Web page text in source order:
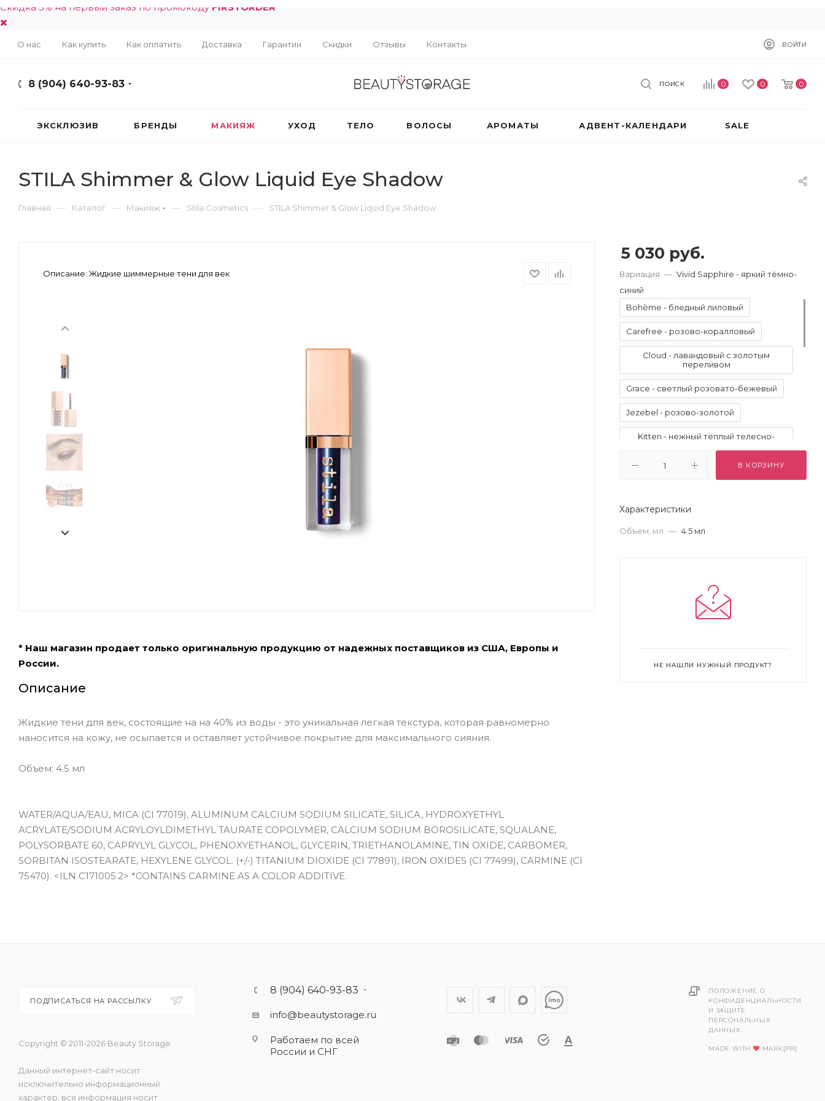
Скидка 5% на первый заказ по промокоду FIRSTORDER
О нас Как купить Как оплатить Доставка Гарантии Скидки Отзывы Контакты ВОЙТИ
8 (904) 640-93-83 0 0 0
ПОИСК
ЭКСКЛЮЗИВ БРЕНДЫ МАКИЯЖ УХОД ТЕЛО ВОЛОСЫ АРОМАТЫ АДВЕНТ-КАЛЕНДАРИ SALE
STILA Shimmer & Glow Liquid Eye Shadow
Главная — Каталог — Макияж — Stila Cosmetics — STILA Shimmer & Glow Liquid Eye Shadow
Описание: Жидкие шиммерные тени для век
* Наш магазин продает только оригинальную продукцию от надежных поставщиков из США, Европы и
России.
Описание
Жидкие тени для век, состоящие на на 40% из воды - это уникальная легкая текстура, которая равномерно
наносится на кожу, не осыпается и оставляет устойчивое покрытие для максимального сияния.
Объем: 4.5 мл
WATER/AQUA/EAU, MICA (CI 77019), ALUMINUM CALCIUM SODIUM SILICATE, SILICA, HYDROXYETHYL
ACRYLATE/SODIUM ACRYLOYLDIMETHYL TAURATE COPOLYMER, CALCIUM SODIUM BOROSILICATE, SQUALANE,
POLYSORBATE 60, CAPRYLYL GLYCOL, PHENOXYETHANOL, GLYCERIN, TRIETHANOLAMINE, TIN OXIDE, CARBOMER,
SORBITAN ISOSTEARATE, HEXYLENE GLYCOL. (+/-) TITANIUM DIOXIDE (CI 77891), IRON OXIDES (CI 77499), CARMINE (CI
75470). <ILN C171005.2> *CONTAINS CARMINE AS A COLOR ADDITIVE.
5 030 руб.
Вариация — Vivid Sapphire - яркий тёмно-
синий
Bohème - бледный лиловый
Carefree - розово-коралловый
Cloud - лавандовый с золотым
переливом
Grace - светлый розовато-бежевый
Jezebel - розово-золотой
Kitten - нежный тёплый телесно-
La Douce - тёплый золото-зелёный
Starlight - светлый золотистый цвет
шампанского
Vivid Garnet - яркий гранатовый
Vivid Jade - яркий зелёный
Vivid Smoky Quartz - эспрессо
В КОРЗИНУ
Характеристики
Объем, мл — 4.5 мл
НЕ НАШЛИ НУЖНЫЙ ПРОДУКТ?
ПОДПИСАТЬСЯ НА РАССЫЛКУ
Copyright © 2011-2026 Beauty Storage
Данный интернет-сайт носит
исключительно информационный
характер, вся информация носит
8 (904) 640-93-83
info@beautystorage.ru
Работаем по всей
России и СНГ
ПОЛОЖЕНИЕ О
КОНФИДЕНЦИАЛЬНОСТИ
И ЗАЩИТЕ
ПЕРСОНАЛЬНЫХ
ДАННЫХ.
MADE WITH MARK[PR]